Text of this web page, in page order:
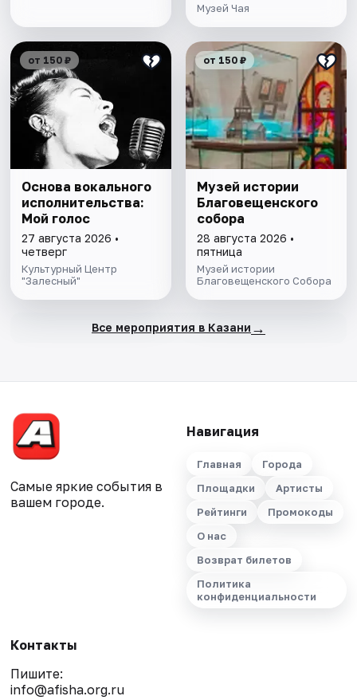
Музей Чая
от 150 ₽
Основа вокального
исполнительства:
Мой голос
27 августа 2026 •
четверг
Культурный Центр
"Залесный"
от 150 ₽
Музей истории
Благовещенского
собора
28 августа 2026 •
пятница
Музей истории
Благовещенского Собора
Все мероприятия в Казани →
Самые яркие события в
вашем городе.
Навигация
Главная
Города
Площадки
Артисты
Рейтинги
Промокоды
О нас
Возврат билетов
Политика
конфиденциальности
Контакты
Пишите:
info@afisha.org.ru